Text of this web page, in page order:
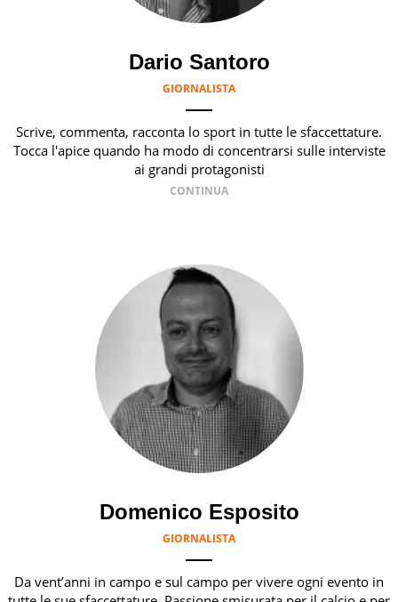
Dario Santoro
GIORNALISTA
Scrive, commenta, racconta lo sport in tutte le sfaccettature.
Tocca l'apice quando ha modo di concentrarsi sulle interviste
ai grandi protagonisti
Domenico Esposito
GIORNALISTA
Da vent’anni in campo e sul campo per vivere ogni evento in